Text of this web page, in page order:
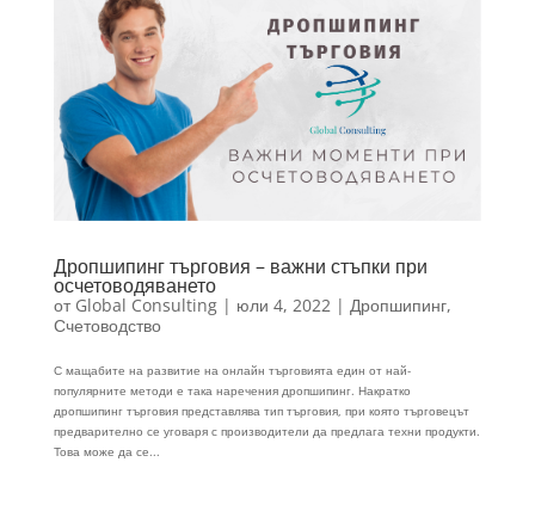
Дропшипинг търговия – важни стъпки при
осчетоводяването
от Global Consulting| юли 4, 2022 | Дропшипинг,
Счетоводство
С мащабите на развитие на онлайн търговията един от най-
популярните методи е така наречения дропшипинг. Накратко
дропшипинг търговия представлява тип търговия, при която търговецът
предварително се уговаря с производители да предлага техни продукти.
Това може да се...